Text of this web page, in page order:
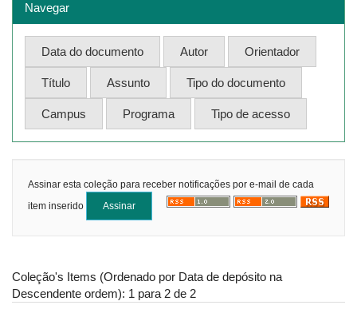
Navegar
Assinar esta coleção para receber notificações por e-mail de cada
item inserido
Coleção's Items (Ordenado por Data de depósito na
Descendente ordem): 1 para 2 de 2